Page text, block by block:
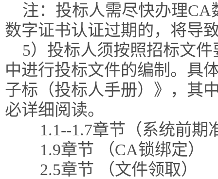
注：投标人需尽快办理
数字证书认证过期的，将导
5）投标人须按照招标文
中进行投标文件的编制。具
子标（投标人手册）》，其
必详细阅读。
1.1--1.7章节（系统前期
1.9章节 （CA锁绑定）
2.5章节 （文件领取）